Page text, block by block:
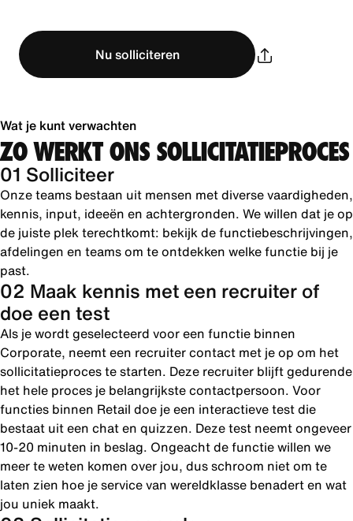
Nu solliciteren
Wat je kunt verwachten
ZO WERKT ONS SOLLICITATIEPROCES
01 Solliciteer
Onze teams bestaan uit mensen met diverse vaardigheden,
kennis, input, ideeën en achtergronden. We willen dat je op
de juiste plek terechtkomt: bekijk de functiebeschrijvingen,
afdelingen en teams om te ontdekken welke functie bij je
past.
02 Maak kennis met een recruiter of
doe een test
Als je wordt geselecteerd voor een functie binnen
Corporate, neemt een recruiter contact met je op om het
sollicitatieproces te starten. Deze recruiter blijft gedurende
het hele proces je belangrijkste contactpersoon. Voor
functies binnen Retail doe je een interactieve test die
bestaat uit een chat en quizzen. Deze test neemt ongeveer
10-20 minuten in beslag. Ongeacht de functie willen we
meer te weten komen over jou, dus schroom niet om te
laten zien hoe je service van wereldklasse benadert en wat
jou uniek maakt.